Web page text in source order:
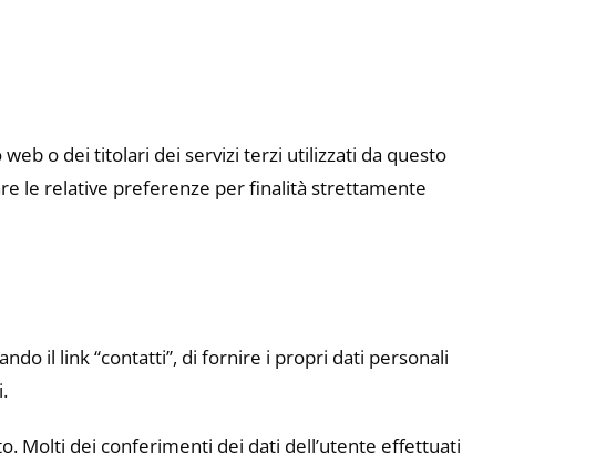
o dei titolari dei servizi terzi utilizzati da questo
le relative preferenze per finalità strettamente
il link “contatti”, di fornire i propri dati personali
Molti dei conferimenti dei dati dell’utente effettuati